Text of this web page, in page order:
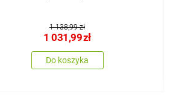
1 138,99 zł
1 031,99zł
Do koszyka